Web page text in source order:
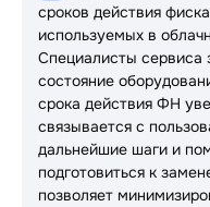
сроков действия
используемых в
Специалисты сервиса
состояние
срока действия ФН
связывается с
дальнейшие шаги и
подготовиться к
позволяет